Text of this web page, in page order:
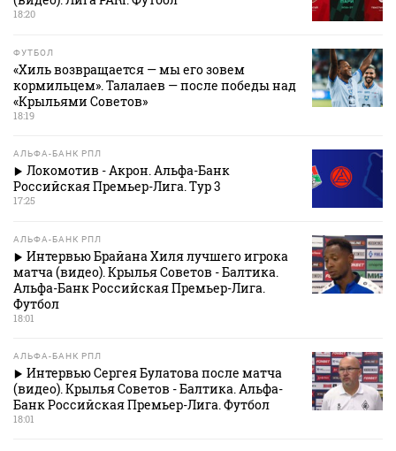
18:20
ФУТБОЛ
«Хиль возвращается — мы его зовем
кормильцем». Талалаев — после победы над
«Крыльями Советов»
18:19
АЛЬФА-БАНК РПЛ
Локомотив - Акрон. Альфа-Банк
Российская Премьер-Лига. Тур 3
17:25
АЛЬФА-БАНК РПЛ
Интервью Брайана Хиля лучшего игрока
матча (видео). Крылья Советов - Балтика.
Альфа-Банк Российская Премьер-Лига.
Футбол
18:01
АЛЬФА-БАНК РПЛ
Интервью Сергея Булатова после матча
(видео). Крылья Советов - Балтика. Альфа-
Банк Российская Премьер-Лига. Футбол
18:01